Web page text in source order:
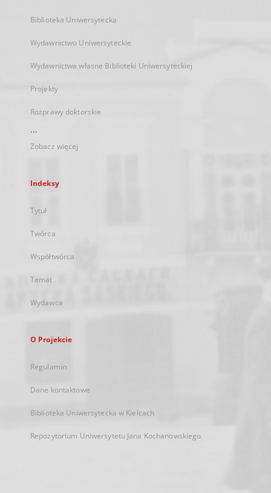
Biblioteka Uniwersytecka
Wydawnictwo Uniwersyteckie
Wydawnictwa własne Biblioteki Uniwersyteckiej
Projekty
Rozprawy doktorskie
...
Zobacz więcej
Indeksy
Tytuł
Twórca
Współtwórca
Temat
Wydawca
O Projekcie
Regulamin
Dane kontaktowe
Biblioteka Uniwersytecka w Kielcach
Repozytorium Uniwersytetu Jana Kochanowskiego